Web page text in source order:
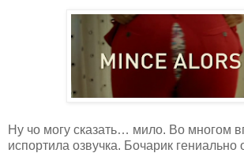
Ну чо могу сказать… мило. Во многом
испортила озвучка. Бочарик гениально